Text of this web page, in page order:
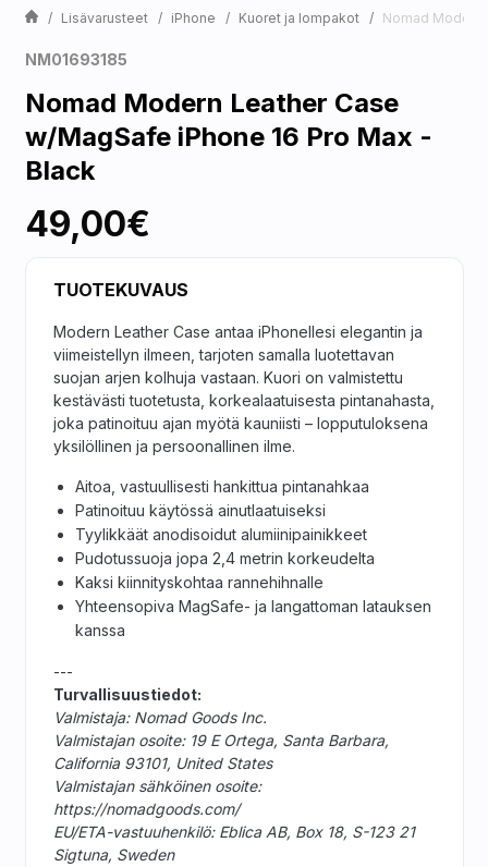
Lisävarusteet iPhone Kuoret ja lompakot Nomad Modern
NM01693185
Nomad Modern Leather Case
w/MagSafe iPhone 16 Pro Max -
Black
49,00€
TUOTEKUVAUS
Modern Leather Case antaa iPhonellesi elegantin ja
viimeistellyn ilmeen, tarjoten samalla luotettavan
suojan arjen kolhuja vastaan. Kuori on valmistettu
kestävästi tuotetusta, korkealaatuisesta pintanahasta,
joka patinoituu ajan myötä kauniisti – lopputuloksena
yksilöllinen ja persoonallinen ilme.
Aitoa, vastuullisesti hankittua pintanahkaa
Patinoituu käytössä ainutlaatuiseksi
Tyylikkäät anodisoidut alumiinipainikkeet
Pudotussuoja jopa 2,4 metrin korkeudelta
Kaksi kiinnityskohtaa rannehihnalle
Yhteensopiva MagSafe- ja langattoman latauksen
kanssa
---
Turvallisuustiedot:
Valmistaja: Nomad Goods Inc.
Valmistajan osoite: 19 E Ortega, Santa Barbara,
California 93101, United States
Valmistajan sähköinen osoite:
https://nomadgoods.com/
EU/ETA-vastuuhenkilö: Eblica AB, Box 18, S-123 21
Sigtuna, Sweden